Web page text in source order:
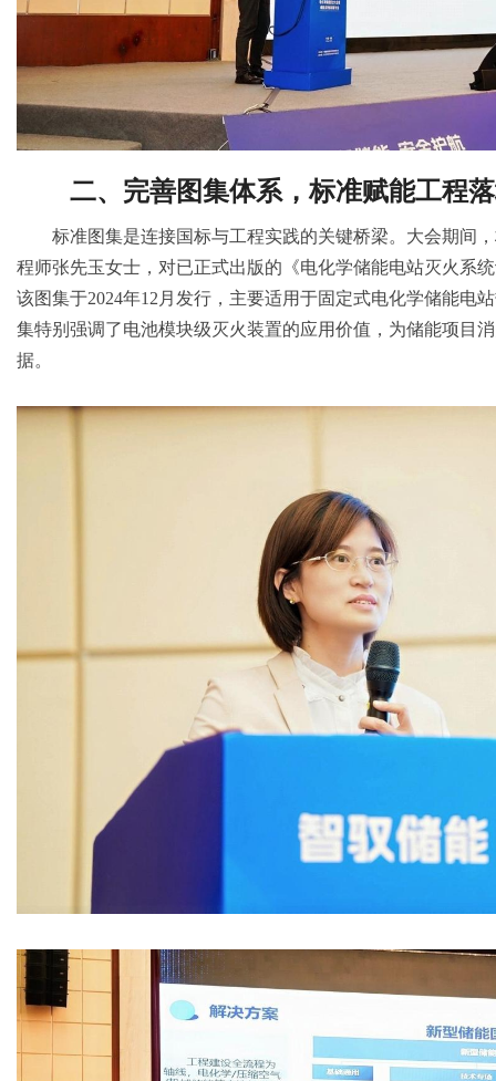
二、完善图集体系，标准赋能工程
标准图集是连接国标与工程实践的关键桥梁。大会期间
程师张先玉女士，对已正式出版的《电化学储能电站灭火系
该图集于2024年12月发行，主要适用于固定式电化学储能电
集特别强调了电池模块级灭火装置的应用价值，为储能项目
据。